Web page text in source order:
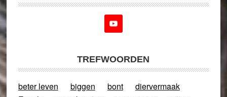
TREFWOORDEN
beter leven biggen bont
diervermaak